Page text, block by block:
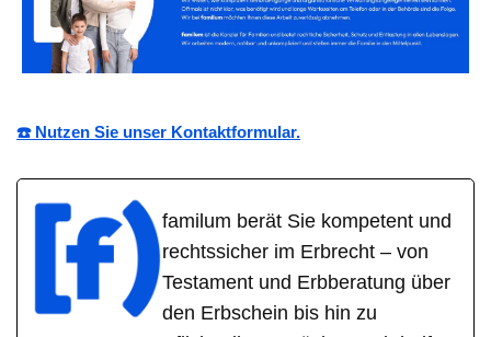
☎️ Nutzen Sie unser Kontaktformular.
familum berät Sie kompetent und
rechtssicher im Erbrecht – von
Testament und Erbberatung über
den Erbschein bis hin zu